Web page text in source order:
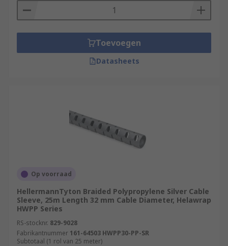
Toevoegen
Datasheets
Op voorraad
HellermannTyton Braided Polypropylene Silver Cable
Sleeve, 25m Length 32 mm Cable Diameter, Helawrap
HWPP Series
RS-stocknr. 829-9028
Fabrikantnummer 161-64503 HWPP30-PP-SR
Subtotaal (1 rol van 25 meter)